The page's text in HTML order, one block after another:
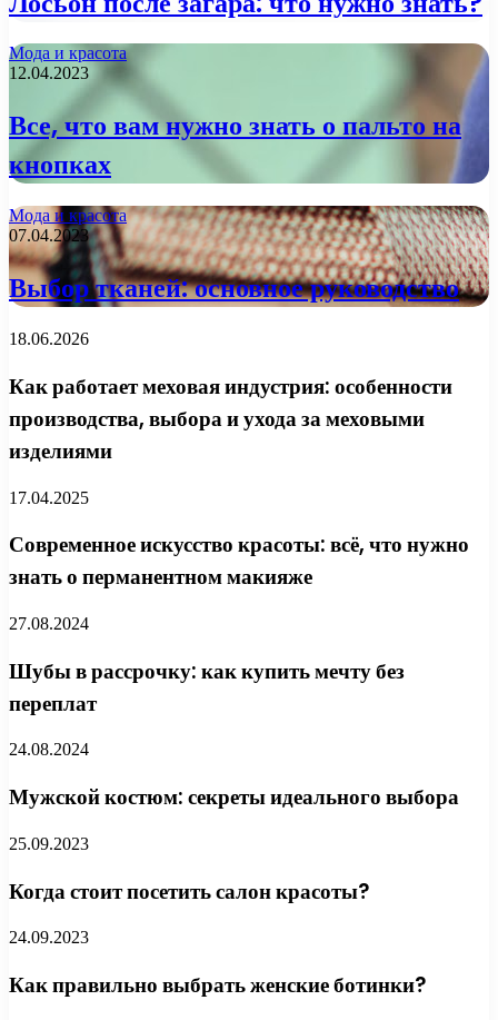
Мода и красота
12.04.2023
Все, что вам нужно знать о пальто на
кнопках
Мода и красота
07.04.2023
Выбор тканей: основное руководство
18.06.2026
Как работает меховая индустрия: особенности
производства, выбора и ухода за меховыми
изделиями
17.04.2025
Современное искусство красоты: всё, что нужно
знать о перманентном макияже
27.08.2024
Шубы в рассрочку: как купить мечту без
переплат
24.08.2024
Мужской костюм: секреты идеального выбора
25.09.2023
Когда стоит посетить салон красоты?
24.09.2023
Как правильно выбрать женские ботинки?